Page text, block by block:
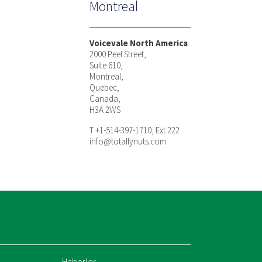
Montreal
Voicevale North America
2000 Peel Street,
Suite 610,
Montreal,
Quebec,
Canada,
H3A 2WS
T +1-514-397-1710, Ext 222
info@totallynuts.com